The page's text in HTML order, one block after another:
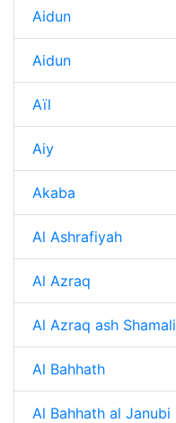
Aidun
Aidun
Aïl
Aiy
Akaba
Al Ashrafiyah
Al Azraq
Al Azraq ash Shamali
Al Bahhath
Al Bahhath al Janubi